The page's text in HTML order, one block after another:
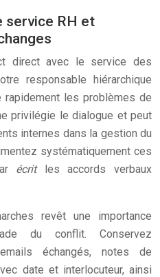
service RH et
direct avec le service des
responsable hiérarchique
les problèmes de
privilégie le dialogue et peut
internes dans la gestion du
systématiquement ces
écrit les accords verbaux
revêt une importance
du conflit. Conservez
échangés, notes de
date et interlocuteur, ainsi